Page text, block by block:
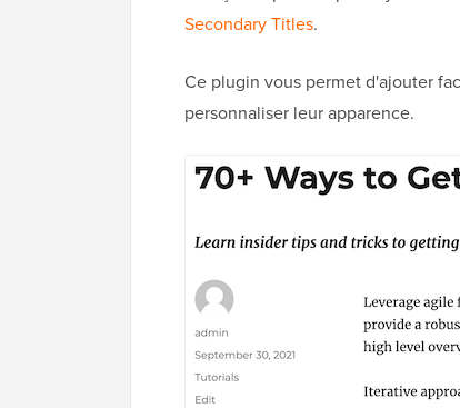
Secondary Titles.
Ce plugin vous permet d'ajouter
personnaliser leur apparence.